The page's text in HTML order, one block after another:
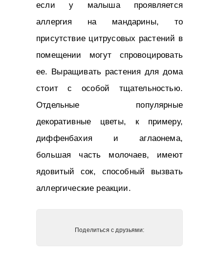
если у малыша проявляется
аллергия на мандарины, то
присутствие цитрусовых растений в
помещении могут спровоцировать
ее. Выращивать растения для дома
стоит с особой тщательностью.
Отдельные популярные
декоративные цветы, к примеру,
диффенбахия и аглаонема,
большая часть молочаев, имеют
ядовитый сок, способный вызвать
аллергические реакции.
Поделиться с друзьями: